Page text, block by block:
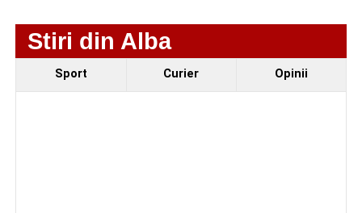
Stiri din Alba
Sport Curier Opinii